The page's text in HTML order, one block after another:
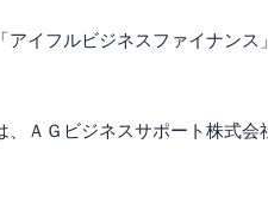
デメリット
ック
イフルビジネスファイナンス
ＡＧビジネスサポート株式会